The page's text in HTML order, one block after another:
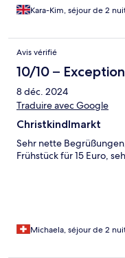
Kara-Kim, séjour de 2
Avis vérifié
10/10 –
8 déc. 2024
Traduire avec Google
Christkindlmarkt
Sehr nette
Frühstück für 15 Euro,
Michaela, séjour de 2